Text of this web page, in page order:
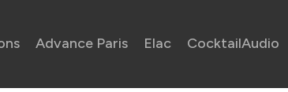
Advance Paris Elac CocktailAudio